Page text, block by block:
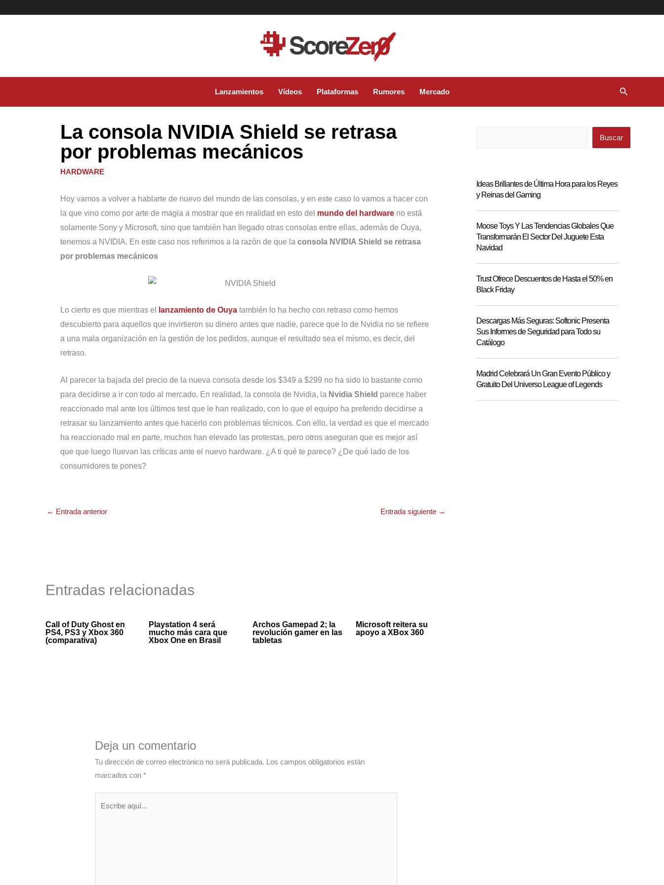
Lanzamientos Vídeos Plataformas Rumores Mercado Buscar
La consola NVIDIA Shield se retrasa
por problemas mecánicos
HARDWARE
Hoy vamos a volver a hablarte de nuevo del mundo de las consolas, y en este caso lo vamos a hacer con
la que vino como por arte de magia a mostrar que en realidad en esto del mundo del hardware no está
solamente Sony y Microsoft, sino que también han llegado otras consolas entre ellas, además de Ouya,
tenemos a NVIDIA. En este caso nos referimos a la razón de que la consola NVIDIA Shield se retrasa
por problemas mecánicos
Lo cierto es que mientras el lanzamiento de Ouya también lo ha hecho con retraso como hemos
descubierto para aquellos que invirtieron su dinero antes que nadie, parece que lo de Nvidia no se refiere
a una mala organización en la gestión de los pedidos, aunque el resultado sea el mismo, es decir, del
retraso.
Al parecer la bajada del precio de la nueva consola desde los $349 a $299 no ha sido lo bastante como
para decidirse a ir con todo al mercado. En realidad, la consola de Nvidia, la Nvidia Shield parece haber
reaccionado mal ante los últimos test que le han realizado, con lo que el equipo ha preferido decidirse a
retrasar su lanzamiento antes que hacerlo con problemas técnicos. Con ello, la verdad es que el mercado
ha reaccionado mal en parte, muchos han elevado las protestas, pero otros aseguran que es mejor así
que que luego lluevan las críticas ante el nuevo hardware. ¿A ti qué te parece? ¿De qué lado de los
consumidores te pones?
← Entrada anterior Entrada siguiente →
Entradas relacionadas
Call of Duty Ghost en
PS4, PS3 y Xbox 360
(comparativa)
Playstation 4 será
mucho más cara que
Xbox One en Brasil
Archos Gamepad 2; la
revolución gamer en las
tabletas
Microsoft reitera su
apoyo a XBox 360
Deja un comentario
Tu dirección de correo electrónico no será publicada. Los campos obligatorios están
marcados con*
Buscar
Ideas Brillantes de Última Hora para los Reyes
y Reinas del Gaming
Moose Toys Y Las Tendencias Globales Que
Transformarán El Sector Del Juguete Esta
Navidad
Trust Ofrece Descuentos de Hasta el 50% en
Black Friday
Descargas Más Seguras: Softonic Presenta
Sus Informes de Seguridad para Todo su
Catálogo
Madrid Celebrará Un Gran Evento Público y
Gratuito Del Universo League of Legends